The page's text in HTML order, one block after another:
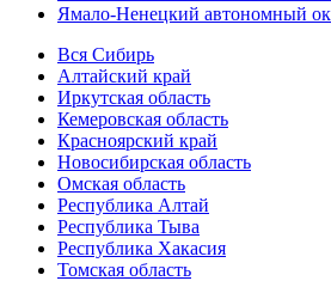
Ямало-Ненецкий автономный
Вся Сибирь
Алтайский край
Иркутская область
Кемеровская область
Красноярский край
Новосибирская область
Омская область
Республика Алтай
Республика Тыва
Республика Хакасия
Томская область